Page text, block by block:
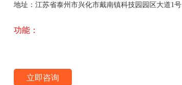
地址：江苏省泰州市兴化市戴南镇科技园园区大道1号
功能：